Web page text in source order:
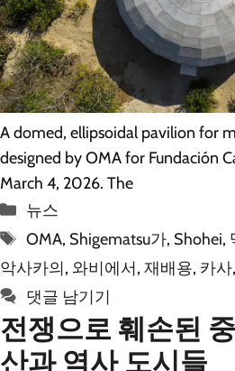
A domed, ellipsoidal pavilion for
designed by OMA for Fundación
March 4, 2026. The
카
테
리
뉴스
태
그
OMA, Shigematsu가, Shohei,
악사카의, 와비에서, 재배용, 카사,
댓글 남기기
전쟁으로 훼손된
산과 역사 도시들